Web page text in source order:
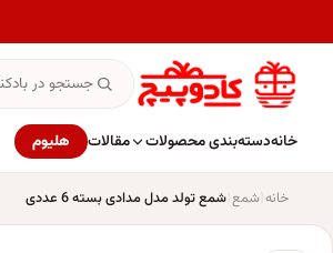
خانهدسته‌بندی محصولات مقالات هلیوم
خانه شمع شمع تولد مدل مدادی بسته 6 عددی